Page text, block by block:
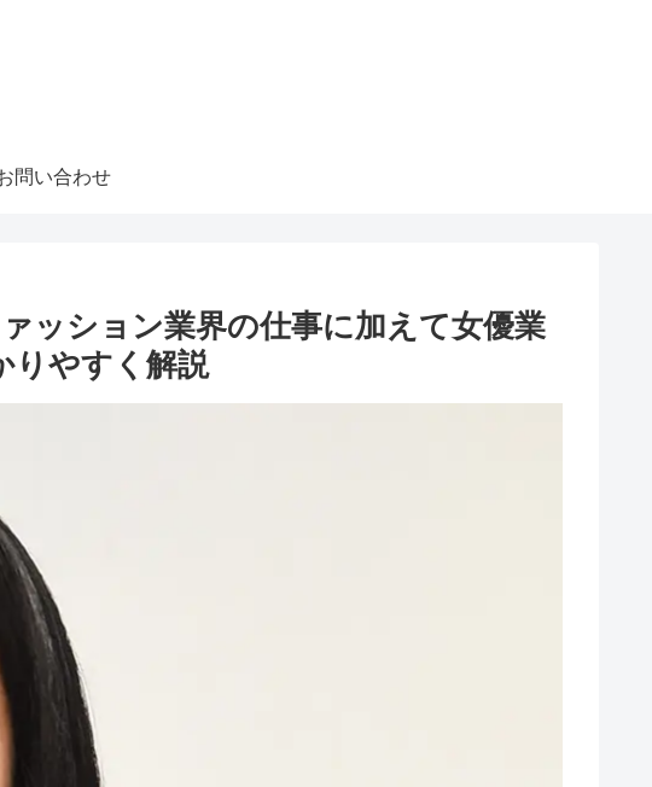
問い合わせ
ッション業界の仕事に加えて女優業
りやすく解説